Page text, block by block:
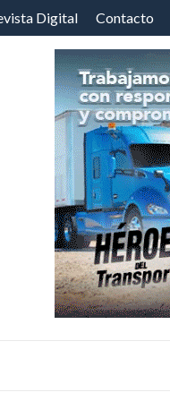
Digital Contacto